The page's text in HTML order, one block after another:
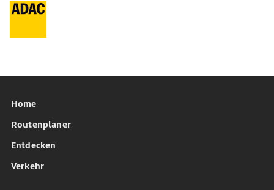
Home
Routenplaner
Entdecken
Verkehr